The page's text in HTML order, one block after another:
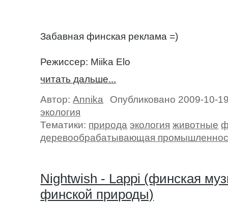
Забавная финская реклама =)
Режиссер: Miika Elo
читать дальше...
Автор:Annika
Опубликовано 2009-10-
экология
Тематики: природа экология животные
деревообрабатывающая
Nightwish - Lappi (финская
финской природы)